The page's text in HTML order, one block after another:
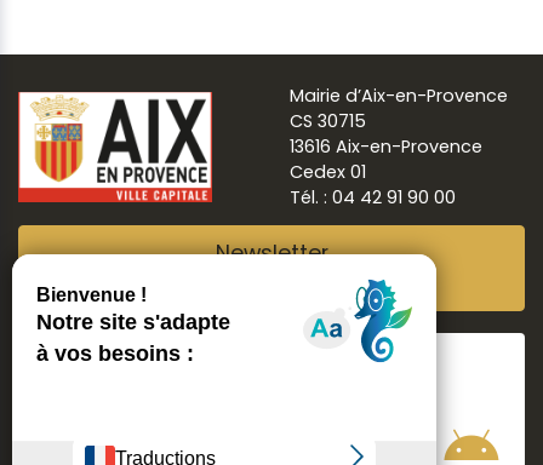
Mairie d’Aix-en-Provence
CS 30715
13616 Aix-en-Provence
Cedex 01
Tél. : 04 42 91 90 00
Newsletter
Suivre Aix ma ville